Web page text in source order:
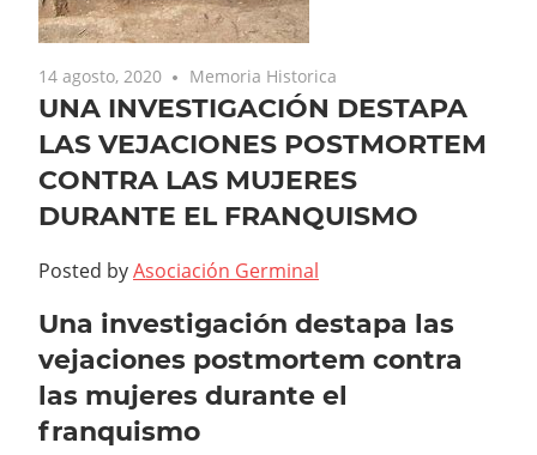
14 agosto, 2020 Memoria Historica
UNA INVESTIGACIÓN DESTAPA
LAS VEJACIONES POSTMORTEM
CONTRA LAS MUJERES
DURANTE EL FRANQUISMO
Posted byAsociación Germinal
Una investigación destapa las
vejaciones postmortem contra
las mujeres durante el
franquismo